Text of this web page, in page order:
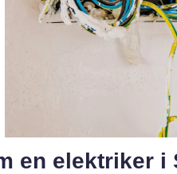
en elektriker i